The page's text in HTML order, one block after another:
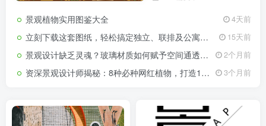
子书籍、考研复习重点与快题真
解以及植物配置图鉴等。无论您
职场专业技能，这里都有您所需
的知识储备。
景观植物实用图鉴大全 4天前
立刻下载这套图纸，轻松搞定独立、联排及公寓农房施工 15天前
景观设计缺乏灵魂？玻璃材质如何赋予空间通透质感与高级感 2个月前
资深景观设计师揭秘：8种必种网红植物，打造100%出片率黄金法则 3个月前